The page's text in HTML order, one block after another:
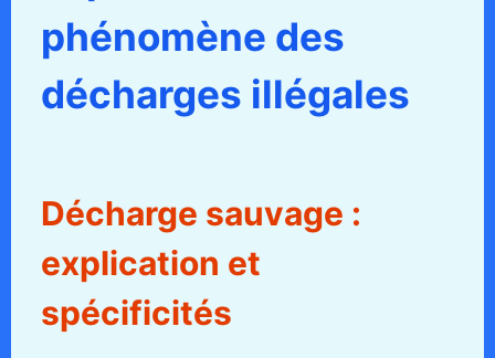
phénomène des
décharges illégales
Décharge sauvage :
explication et
spécificités